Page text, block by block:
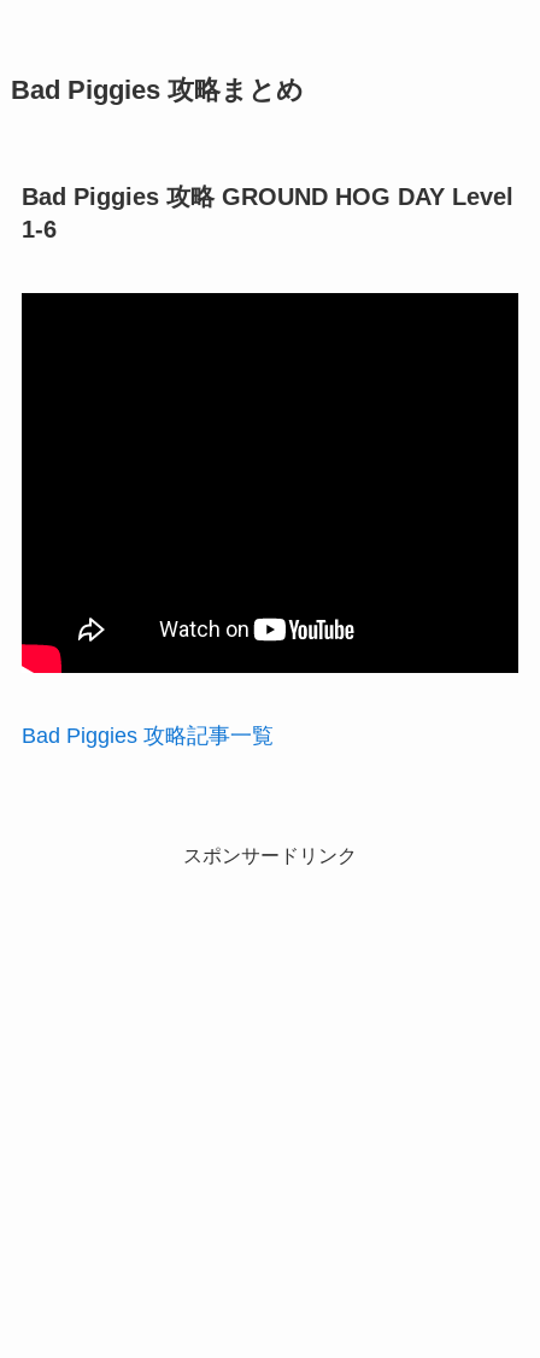
Bad Piggies 攻略まとめ
Bad Piggies 攻略 GROUND HOG DAY Level
1-6
Bad Piggies 攻略記事一覧
スポンサードリンク